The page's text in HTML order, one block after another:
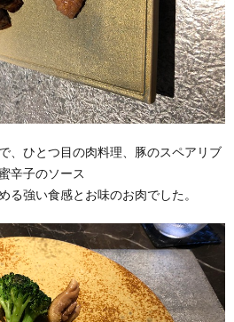
、ひとつ目の肉料理、豚のスペアリブ
辛子のソース
る強い食感とお味のお肉でした。